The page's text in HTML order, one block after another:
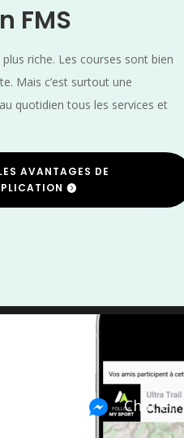
FMS
riche. Les courses sont bien
Mais c’est surtout une
quotidien tous les services et
AVANTAGES DE
Hauts de France
les
Chat en